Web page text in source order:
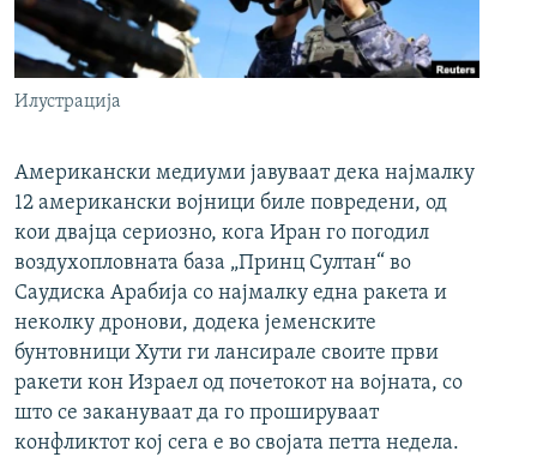
Илустрација
Американски медиуми јавуваат дека најмалку
12 американски војници биле повредени, од
кои двајца сериозно, кога Иран го погодил
воздухопловната база „Принц Султан“ во
Саудиска Арабија со најмалку една ракета и
неколку дронови, додека јеменските
бунтовници Хути ги лансирале своите први
ракети кон Израел од почетокот на војната, со
што се закануваат да го прошируваат
конфликтот кој сега е во својата петта недела.